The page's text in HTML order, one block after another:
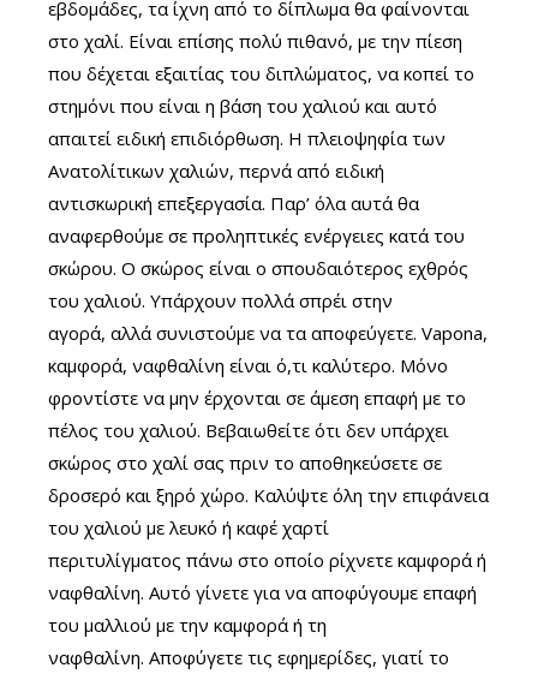
εβδομάδες, τα ίχνη από το δίπλωμα θα φαίνονται
στο χαλί. Είναι επίσης πολύ πιθανό, με την πίεση
που δέχεται εξαιτίας του διπλώματος, να κοπεί το
στημόνι που είναι η βάση του χαλιού και αυτό
απαιτεί ειδική επιδιόρθωση. Η πλειοψηφία των
Ανατολίτικων χαλιών, περνά από ειδική
αντισκωρική επεξεργασία. Παρ’ όλα αυτά θα
αναφερθούμε σε προληπτικές ενέργειες κατά του
σκώρου. Ο σκώρος είναι ο σπουδαιότερος εχθρός
του χαλιού. Υπάρχουν πολλά σπρέι στην
αγορά, αλλά συνιστούμε να τα αποφεύγετε. Vapona,
καμφορά, ναφθαλίνη είναι ό,τι καλύτερο. Μόνο
φροντίστε να μην έρχονται σε άμεση επαφή με το
πέλος του χαλιού. Βεβαιωθείτε ότι δεν υπάρχει
σκώρος στο χαλί σας πριν το αποθηκεύσετε σε
δροσερό και ξηρό χώρο. Καλύψτε όλη την επιφάνεια
του χαλιού με λευκό ή καφέ χαρτί
περιτυλίγματος πάνω στο οποίο ρίχνετε καμφορά ή
ναφθαλίνη. Αυτό γίνετε για να αποφύγουμε επαφή
του μαλλιού με την καμφορά ή τη
ναφθαλίνη. Αποφύγετε τις εφημερίδες, γιατί το